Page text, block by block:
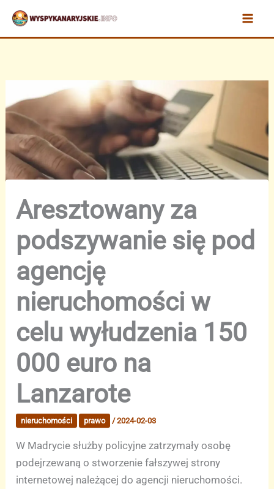
Przejdź
treści
Aresztowany za
podszywanie się pod
agencję
nieruchomości w
celu wyłudzenia 150
000 euro na
Lanzarote
nieruchomości prawo /2024-02-03
W Madrycie służby policyjne zatrzymały osobę
podejrzewaną o stworzenie fałszywej strony
internetowej należącej do agencji nieruchomości.